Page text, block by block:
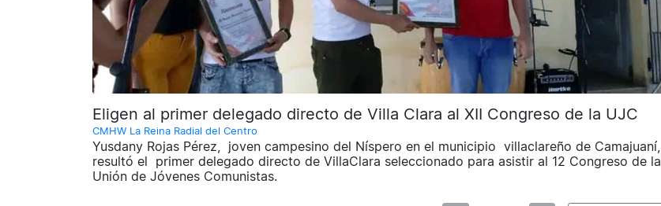
Eligen al primer delegado directo de Villa Clara al XII Congreso de la UJC
CMHW La Reina Radial del Centro
Yusdany Rojas Pérez, joven campesino del Níspero en el municipio villaclareño de Camajuaní,
resultó el primer delegado directo de VillaClara seleccionado para asistir al 12 Congreso de la
Unión de Jóvenes Comunistas.